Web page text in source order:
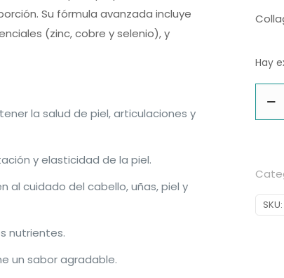
Su fórmula avanzada incluye
(zinc, cobre y selenio), y
la salud de piel, articulaciones y
y elasticidad de la piel.
al cuidado del cabello, uñas, piel y
nutrientes.
un sabor agradable.
Hay
Amix